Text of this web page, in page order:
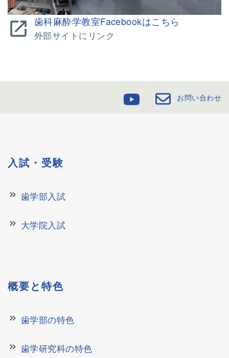
open_in_new 歯科麻酔学教室Facebookはこちら
外部サイトにリンク
お問い合わせ
入試・受験
keyboard_double_arrow_right 歯学部入試
keyboard_double_arrow_right 大学院入試
概要と特色
keyboard_double_arrow_right 歯学部の特色
keyboard_double_arrow_right 歯学研究科の特色